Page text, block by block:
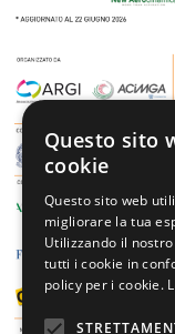
Questo sito
cookie
Questo sito web
migliorare la tua
Utilizzando il
tutti i cookie in
policy per i cookie.